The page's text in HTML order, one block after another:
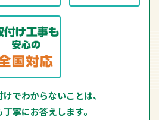
でわからないことは、
寧にお答えします。